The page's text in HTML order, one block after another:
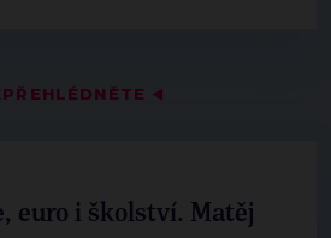
◀
euro i školství. Matěj